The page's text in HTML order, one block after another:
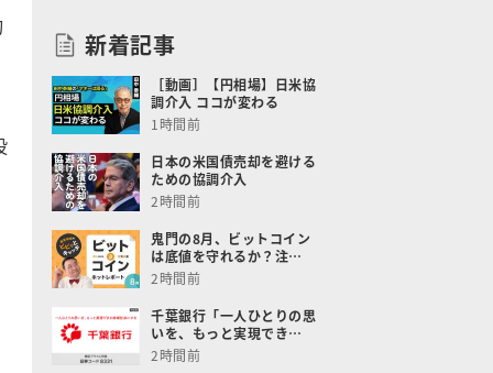
新着記事
［動画］【円相場】日米協
調介入 ココが変わる
1時間前
日本の米国債売却を避ける
ための協調介入
2時間前
鬼門の8月、ビットコイン
は底値を守れるか？注…
2時間前
千葉銀行「一人ひとりの思
いを、もっと実現でき…
2時間前